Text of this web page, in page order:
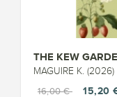
THE KEW
MAGUIRE K. (2026)
16,00 €
15,20